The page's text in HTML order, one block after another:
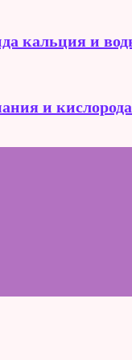
кальция и
и кислорода